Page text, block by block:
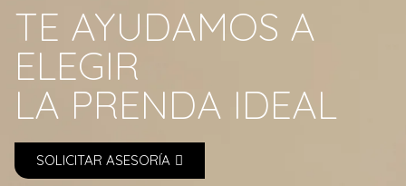
TE AYUDAMOS A
ELEGIR
LA PRENDA IDEAL
SOLICITAR ASESORÍA